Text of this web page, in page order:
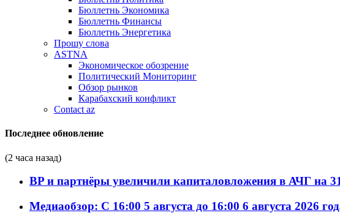
Бюллетнь Экономика
Бюллетнь Финансы
Бюллетнь Энергетика
Прошу слова
ASTNA
Экономическое обозрение
Политический Мониторинг
Обзор рынков
Карабахский конфликт
Contact az
Последнее обновление
(2 часа назад)
BP и партнёры увеличили капиталовложения в АЧГ на
Медиаобзор: С 16:00 5 августа до 16:00 6 августа 2026